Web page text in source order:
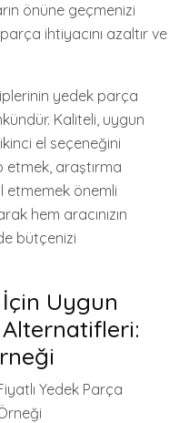
önüne geçmenizi
ihtiyacını azaltır ve
yedek parça
Kaliteli, uygun
el seçeneğini
etmek, araştırma
etmemek önemli
hem aracınızın
bütçenizi
Uygun
Alternatifleri:
Yedek Parça